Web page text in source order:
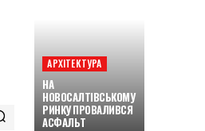
АРХІТЕКТУРА
НА
НОВОСАЛТІВСЬКОМУ
РИНКУ ПРОВАЛИВСЯ
АСФАЛЬТ